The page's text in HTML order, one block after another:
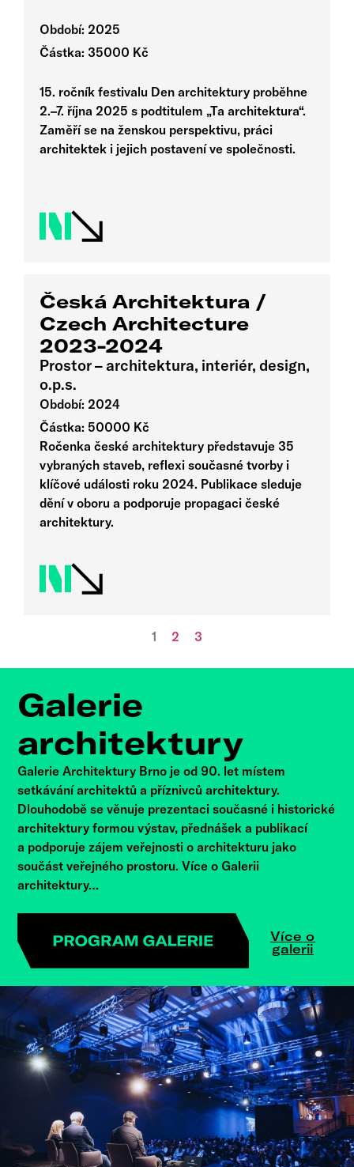
Období: 2025
Částka: 35000 Kč
15. ročník festivalu Den architektury proběhne
2.–7. října 2025 s podtitulem „Ta architektura“.
Zaměří se na ženskou perspektivu, práci
architektek i jejich postavení ve společnosti.
Česká Architektura /
Czech Architecture
2023-2024
Prostor – architektura, interiér, design,
o.p.s.
Období: 2024
Částka: 50000 Kč
Ročenka české architektury představuje 35
vybraných staveb, reflexi současné tvorby i
klíčové události roku 2024. Publikace sleduje
dění v oboru a podporuje propagaci české
architektury.
1 2 3
Galerie
architektury
Galerie Architektury Brno je od 90. let místem
setkávání architektů a příznivců architektury.
Dlouhodobě se věnuje prezentaci současné i historické
architektury formou výstav, přednášek a publikací
a podporuje zájem veřejnosti o architekturu jako
součást veřejného prostoru. Více o Galerii
architektury…
Více o
galerii